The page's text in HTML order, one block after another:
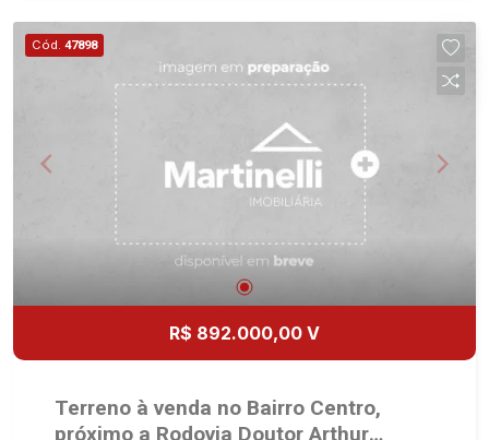
Cód. 47898
R$ 892.000,00 V
Terreno à venda no Bairro Centro,
próximo a Rodovia Doutor Arthur